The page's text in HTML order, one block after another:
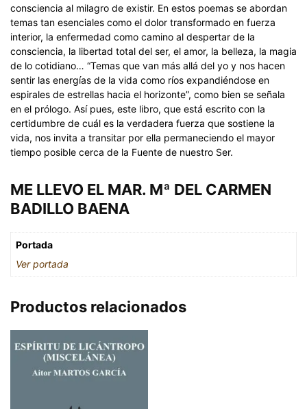
consciencia al milagro de existir. En estos poemas se abordan
temas tan esenciales como el dolor transformado en fuerza
interior, la enfermedad como camino al despertar de la
consciencia, la libertad total del ser, el amor, la belleza, la magia
de lo cotidiano… “Temas que van más allá del yo y nos hacen
sentir las energías de la vida como ríos expandiéndose en
espirales de estrellas hacia el horizonte”, como bien se señala
en el prólogo. Así pues, este libro, que está escrito con la
certidumbre de cuál es la verdadera fuerza que sostiene la
vida, nos invita a transitar por ella permaneciendo el mayor
tiempo posible cerca de la Fuente de nuestro Ser.
ME LLEVO EL MAR. Mª DEL CARMEN
BADILLO BAENA
Portada
Ver portada
Productos relacionados